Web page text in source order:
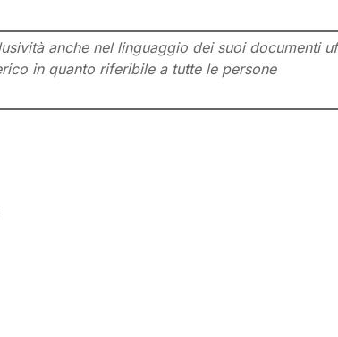
anche nel linguaggio dei suoi documenti
in quanto riferibile a tutte le persone